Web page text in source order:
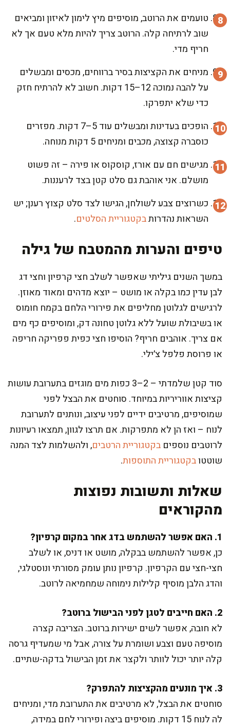
טועמים את הרוטב, מוסיפים מיץ לימון לאיזון ומביאים
שוב לרתיחה קלה. הרוטב צריך להיות מלא טעם אך לא
חריף מדי.
מניחים את הקציצות בסיר ברווחים, מכסים ומבשלים
על להבה נמוכה 12–15 דקות. חשוב לא להרתיח חזק
כדי שלא יתפרקו.
הופכים בעדינות ומבשלים עוד 5–7 דקות. מפזרים
כוסברה קצוצה, מכבים ומניחים 5 דקות מנוחה.
מגישים חם עם אורז, קוסקוס או פירה – זה פשוט
מושלם. אני אוהבת גם סלט קטן בצד לרעננות.
כשרוצים צבע לשולחן, הגישו לצד סלט קצוץ רענן; יש
השראות נהדרותבקטגוריית הסלטים.
טיפים והערות מהמטבח של גילה
במשך השנים גיליתי שאפשר לשלב חצי קרפיון וחצי דג
לבן עדין כמו בקלה או מושט – יוצא מדהים ומאוד מאוזן.
לרגישים לגלוטן מחליפים את פירורי הלחם בקמח חומוס
או בשיבולת שועל ללא גלוטן טחונה דק, ומוסיפים כף מים
אם צריך. אוהבים חריף? הוסיפו חצי כפית פפריקה חריפה
או פרוסת פלפל צ׳ילי.
סוד קטן שלמדתי – 2–3 כפות מים מוגזים בתערובת עושות
קציצות אווריריות במיוחד. סוחטים את הבצל לפני
שמוסיפים, מרטיבים ידיים לפני עיצוב, ונותנים לתערובת
לנוח – ואז הן לא מתפרקות. אם תרצו לגוון, תמצאו רעיונות
לרוטבים נוספים בקטגוריית הרטבים, ולהשלמות לצד המנה
שוטטובקטגוריית התוספות.
שאלות ותשובות נפוצות
מהקוראים
1. האם אפשר להשתמש בדג אחר במקום קרפיון?
כן, אפשר להשתמש בבקלה, מושט או דניס, או לשלב
חצי-חצי עם הקרפיון. קרפיון נותן עומק מסורתי ונוסטלגי,
והדג הלבן מוסיף קלילות נימוחה שמחמיאה לרוטב.
2. האם חייבים לטגן לפני הבישול ברוטב?
לא חובה, אפשר לשים ישירות ברוטב. הצריבה קצרה
מוסיפה טעם וצבע ושומרת על צורה, אבל מי שמעדיף גרסה
קלה יותר יכול לוותר ולקצר את זמן הבישול בדקה-שתיים.
3. איך מונעים מהקציצות להתפרק?
סוחטים את הבצל, לא מרטיבים את התערובת מדי, ומניחים
לה לנוח 15 דקות. מוסיפים ביצה ופירורי לחם במידה,